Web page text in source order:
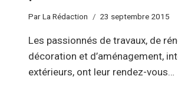
ParLa Rédaction 23 septembre 2015
Les passionnés de travaux, de
décoration et d’aménagement,
extérieurs, ont leur rendez-vous…